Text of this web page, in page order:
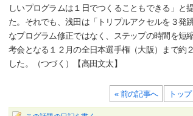
しいプログラムは１日でつくることもできる」と
た。それでも、浅田は「トリプルアクセルを３発
なプログラム修正ではなく、ステップの時間を短
考会となる１２月の全日本選手権（大阪）まで約
した。（つづく）【高田文太】
« 前の記事へ トップ